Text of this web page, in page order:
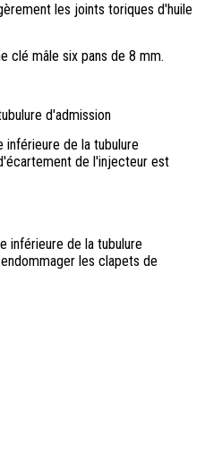
les joints toriques d'huile
clé mâle six pans de 8 mm.
d'admission
inférieure de la tubulure
de l'injecteur est
inférieure de la tubulure
les clapets de